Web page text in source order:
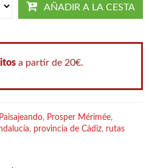
AÑADIR A LA CESTA
a partir de 20€.
Paisajeando, Prosper Mérimée,
, provincia de Cádiz, rutas
Michela Ghislanzoni
año 2000 en Sevilla.
se centra en el estudio del
y en el turismo de